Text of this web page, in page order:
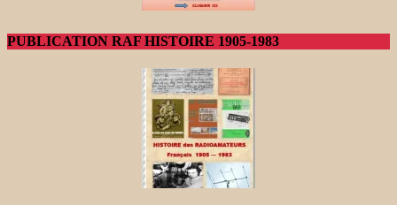
PUBLICATION RAF HISTOIRE 1905-1983